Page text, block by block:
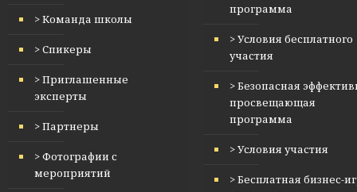
> Команда школы
> Спикеры
> Приглашенные
эксперты
> Партнеры
> Фотографии с
мероприятий
программа
> Условия бесплатного
участия
> Безопасная
просвещающая
программа
> Условия участия
> Бесплатная бизнес-